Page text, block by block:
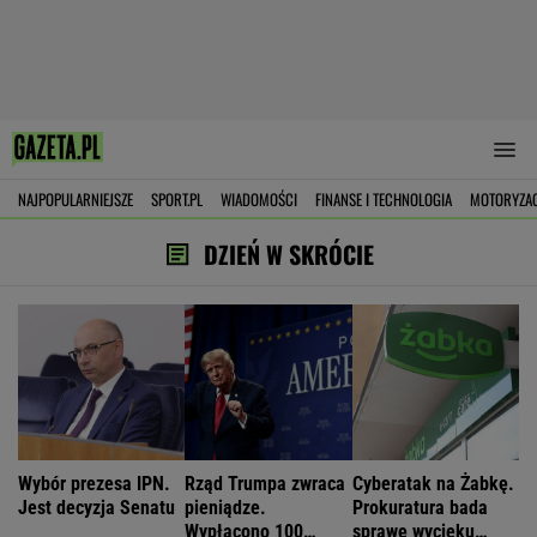
NAJPOPULARNIEJSZE SPORT.PL WIADOMOŚCI FINANSE I TECHNOLOGIA
DZIEŃ W SKRÓCIE
Wybór prezesa IPN.
Jest decyzja Senatu
Rząd Trumpa zwraca
pieniądze.
Wypłacono 100
Cyberatak na Żabkę.
Prokuratura bada
sprawę wycieku